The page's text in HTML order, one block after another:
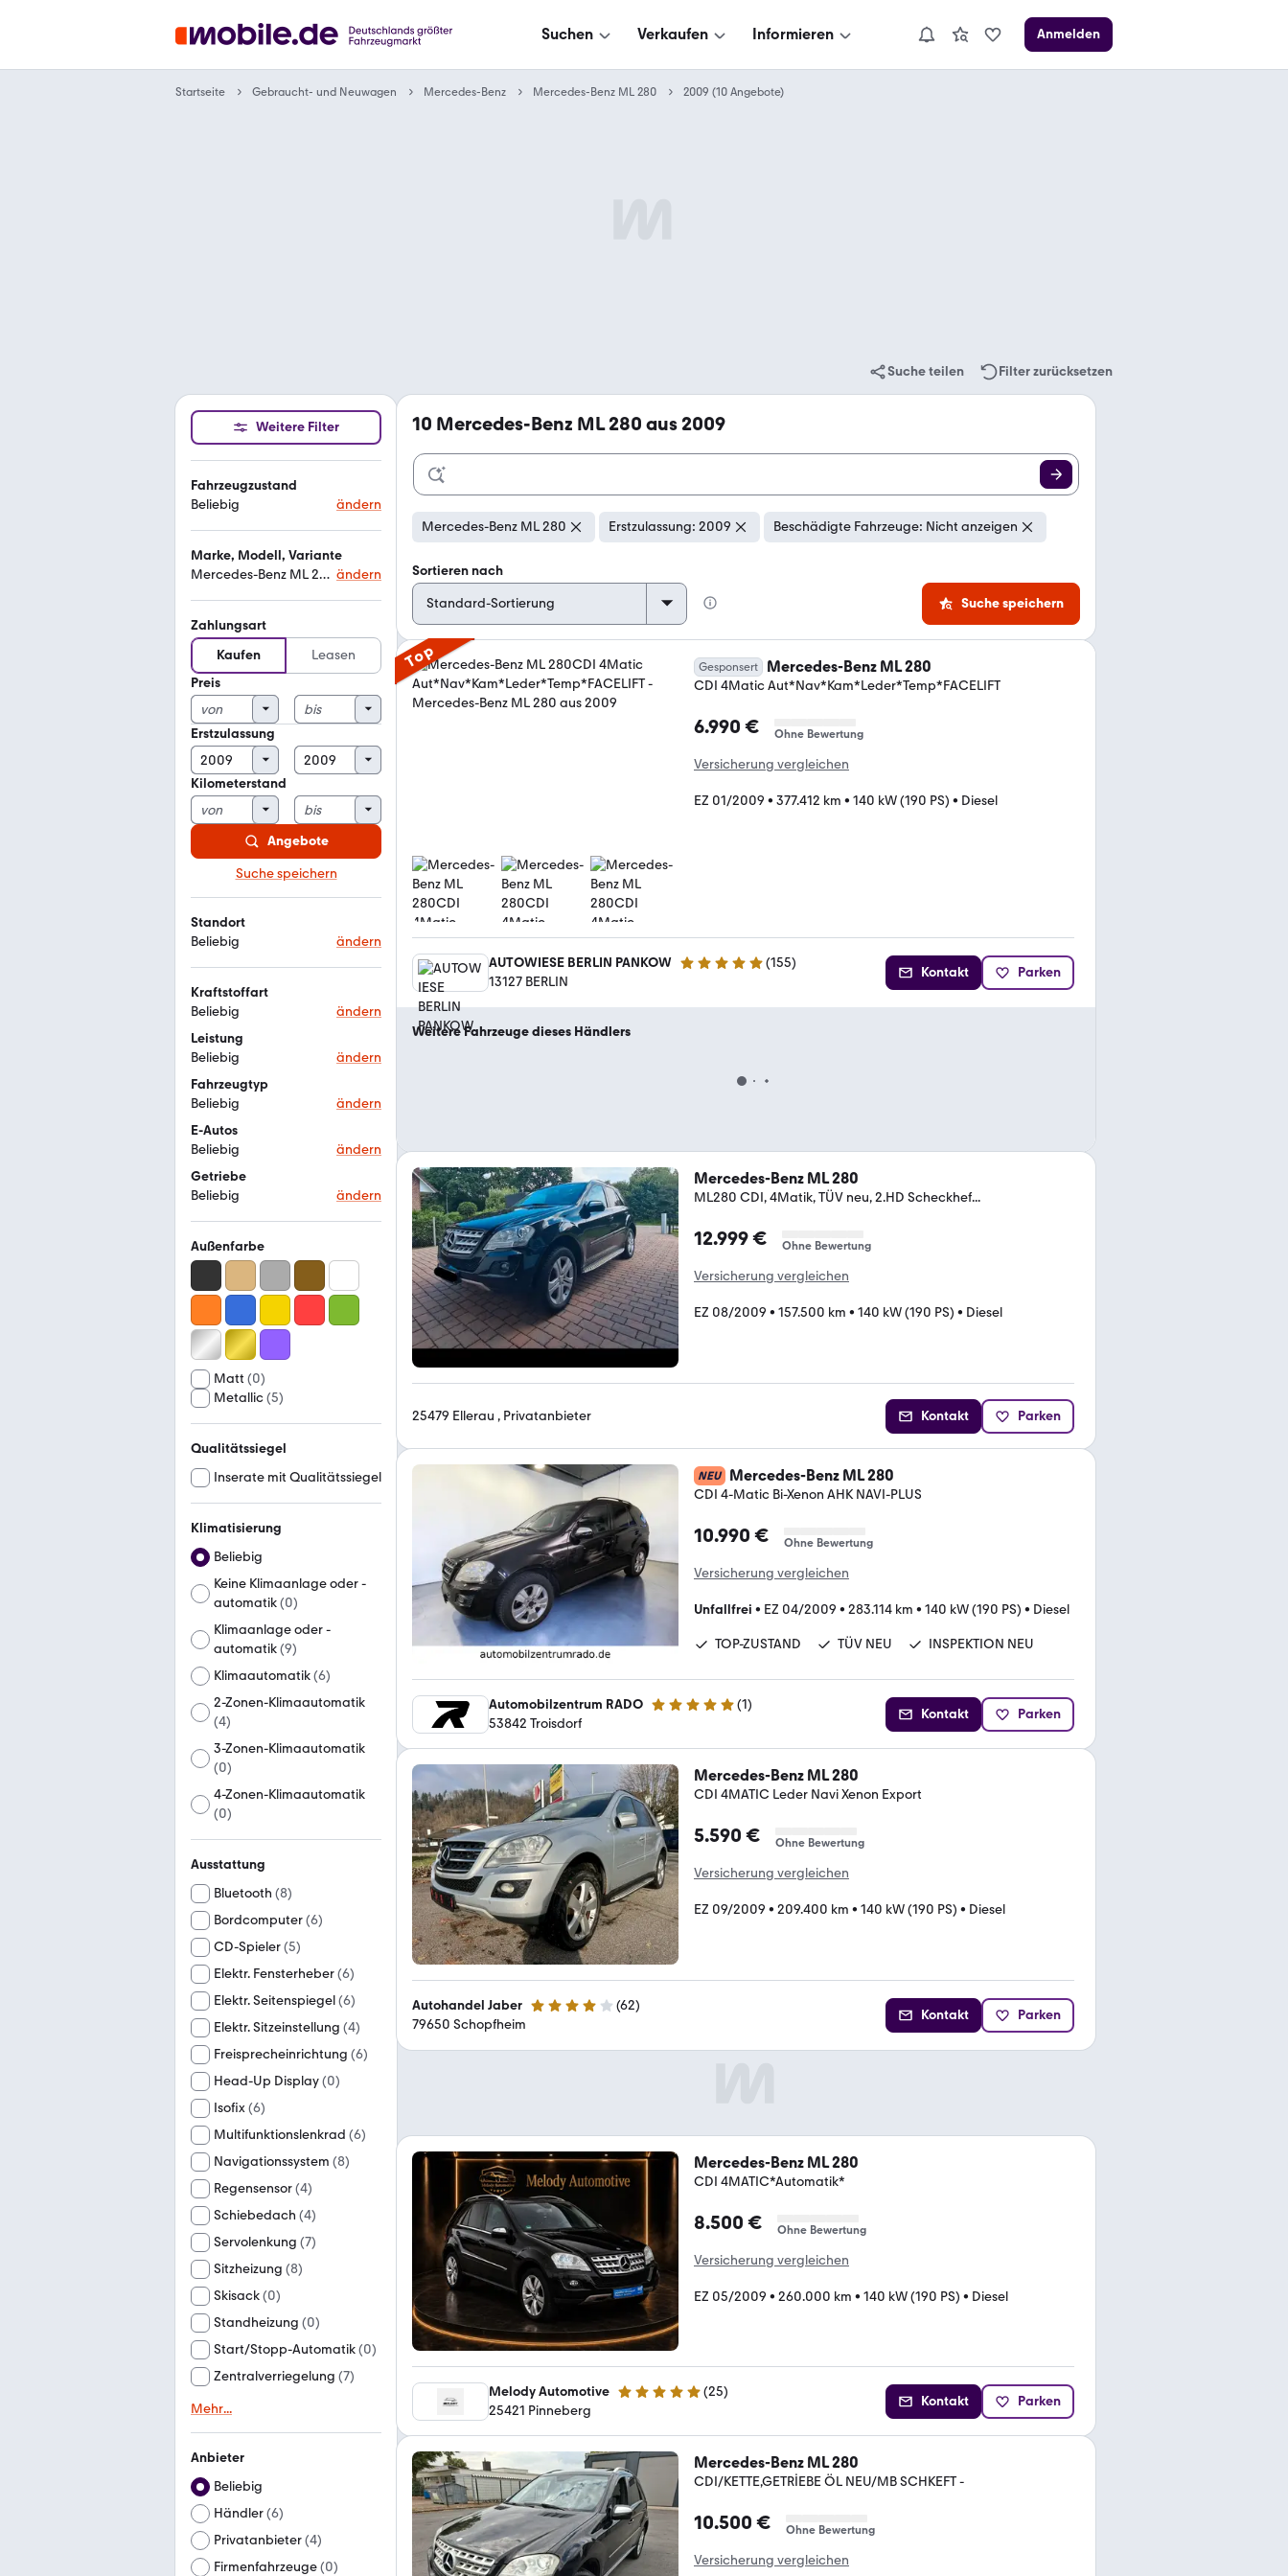
Suchen Verkaufen Informieren Anmelden
Startseite Gebraucht- und Neuwagen Mercedes-Benz Mercedes-Benz ML 280 2009 (10 Angebote)
Suche teilen Filter zurücksetzen
Weitere Filter
Fahrzeugzustand
Beliebig
ändern
Marke, Modell, Variante
Mercedes-Benz ML 280 ändern
Zahlungsart
Kaufen
Leasen
Preis
Erstzulassung
Kilometerstand
Angebote
Suche speichern
Standort
Beliebig
ändern
Kraftstoffart
Beliebig
ändern
Leistung
Beliebig
ändern
Fahrzeugtyp
Beliebig
ändern
E-Autos
Beliebig
ändern
Getriebe
Beliebig
ändern
Außenfarbe
Matt (0)
Metallic(5)
Qualitätssiegel
Inserate mit Qualitätssiegel
Klimatisierung
Beliebig
Keine Klimaanlage oder -
automatik(0)
Klimaanlage oder -
automatik(9)
Klimaautomatik(6)
2-Zonen-Klimaautomatik
(4)
3-Zonen-Klimaautomatik
(0)
4-Zonen-Klimaautomatik
(0)
Ausstattung
Bluetooth (8)
Bordcomputer(6)
CD-Spieler(5)
Elektr. Fensterheber(6)
Elektr. Seitenspiegel(6)
Elektr. Sitzeinstellung (4)
Freisprecheinrichtung (6)
Head-Up Display(0)
Isofix(6)
Multifunktionslenkrad (6)
Navigationssystem (8)
Regensensor(4)
Schiebedach (4)
Servolenkung (7)
Sitzheizung (8)
Skisack(0)
Standheizung (0)
Start/Stopp-Automatik(0)
Zentralverriegelung (7)
Mehr...
Anbieter
Beliebig
Händler(6)
Privatanbieter(4)
Firmenfahrzeuge(0)
10 Mercedes-Benz ML 280 aus 2009
Mercedes-Benz ML 280 Erstzulassung: 2009 Beschädigte Fahrzeuge: Nicht anzeigen
Sortieren nach
Suche speichern
Top Gesponsert Mercedes-Benz ML 280
CDI 4Matic Aut*Nav*Kam*Leder*Temp*FACELIFT
6.990 € Ohne Bewertung
Versicherung vergleichen
EZ 01/2009 • 377.412 km • 140 kW (190 PS) • Diesel
AUTOWIESE BERLIN PANKOW 4.9 Sterne (155)
13127 BERLIN
Kontakt Parken
Weitere Fahrzeuge dieses Händlers
Mercedes-Benz ML 280
ML280 CDI, 4Matik, TÜV neu, 2.HD Scheckhef...
12.999 € Ohne Bewertung
Versicherung vergleichen
EZ 08/2009 • 157.500 km • 140 kW (190 PS) • Diesel
25479 Ellerau , Privatanbieter Kontakt Parken
NEU Mercedes-Benz ML 280
CDI 4-Matic Bi-Xenon AHK NAVI-PLUS
10.990 € Ohne Bewertung
Versicherung vergleichen
Unfallfrei • EZ 04/2009 • 283.114 km • 140 kW (190 PS) • Diesel
TOP-ZUSTAND TÜV NEU INSPEKTION NEU
Automobilzentrum RADO 5 Sterne (1)
53842 Troisdorf
Kontakt Parken
Mercedes-Benz ML 280
CDI 4MATIC Leder Navi Xenon Export
5.590 € Ohne Bewertung
Versicherung vergleichen
EZ 09/2009 • 209.400 km • 140 kW (190 PS) • Diesel
Autohandel Jaber 4.1 Sterne (62)
79650 Schopfheim
Kontakt Parken
Mercedes-Benz ML 280
CDI 4MATIC*Automatik*
8.500 € Ohne Bewertung
Versicherung vergleichen
EZ 05/2009 • 260.000 km • 140 kW (190 PS) • Diesel
Melody Automotive 4.9 Sterne (25)
25421 Pinneberg
Kontakt Parken
Mercedes-Benz ML 280
CDI/KETTE,GETRİEBE ÖL NEU/MB SCHKEFT -
10.500 € Ohne Bewertung
Versicherung vergleichen